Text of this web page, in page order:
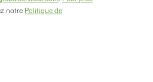
notre Politique de